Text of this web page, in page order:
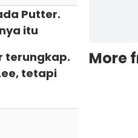
Putter.
itu
terungkap.
tetapi
More